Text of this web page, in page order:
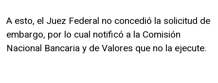
A esto, el Juez Federal no concedió la solicitud de
embargo, por lo cual notificó a la Comisión
Nacional Bancaria y de Valores que no la ejecute.